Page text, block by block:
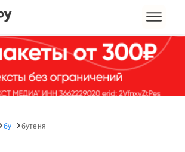
бу бутеня